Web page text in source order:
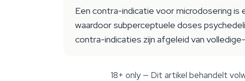
Een contra-indicatie voor microdosering is
waardoor subperceptuele doses
contra-indicaties zijn afgeleid van
18+ only — Dit artikel behandelt